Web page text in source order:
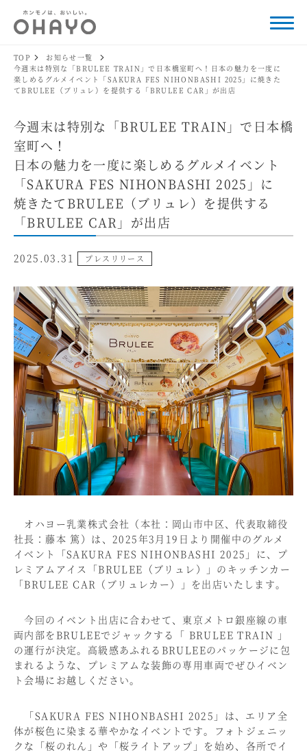
TOP
お知らせ一覧
今週末は特別な「BRULEE TRAIN」で日本橋室町へ！日本の魅力を一度に
楽しめるグルメイベント「SAKURA FES NIHONBASHI 2025」に焼きた
てBRULEE（ブリュレ）を提供する「BRULEE CAR」が出店
今週末は特別な「BRULEE TRAIN」で日本橋
室町へ！
日本の魅力を一度に楽しめるグルメイベント
「SAKURA FES NIHONBASHI 2025」に
焼きたてBRULEE（ブリュレ）を提供する
「BRULEE CAR」が出店
2025.03.31 プレスリリース
オハヨー乳業株式会社（本社：岡山市中区、代表取締役
社長：藤本 篤）は、2025年3月19日より開催中のグルメ
イベント「SAKURA FES NIHONBASHI 2025」に、プ
レミアムアイス「BRULEE（ブリュレ）」のキッチンカー
「BRULEE CAR（ブリュレカー）」を出店いたします。
今回のイベント出店に合わせて、東京メトロ銀座線の車
両内部をBRULEEでジャックする「 BRULEE TRAIN 」
の運行が決定。高級感あふれるBRULEEのパッケージに包
まれるような、プレミアムな装飾の専用車両でぜひイベン
ト会場にお越しください。
「SAKURA FES NIHONBASHI 2025」は、エリア全
体が桜色に染まる華やかなイベントです。フォトジェニッ
クな「桜のれん」や「桜ライトアップ」を始め、各所でイ